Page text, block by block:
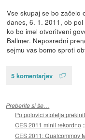
Vse skupaj se bo začelo
danes, 6. 1. 2011, ob
ko bo imel otvoritveni
Ballmer. Neposredni
sejmu vas bomo sproti
5 komentarjev
Preberite si še…
Po polovici stoletja
CES 2011 minil rekordno ::
CES 2011: Qualcommov